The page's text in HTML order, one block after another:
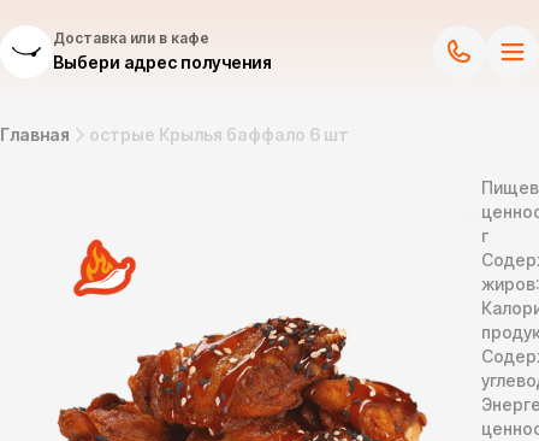
Доставка или в кафе
Выбери адрес получения
Главная острые Крылья баффало 6 шт
г